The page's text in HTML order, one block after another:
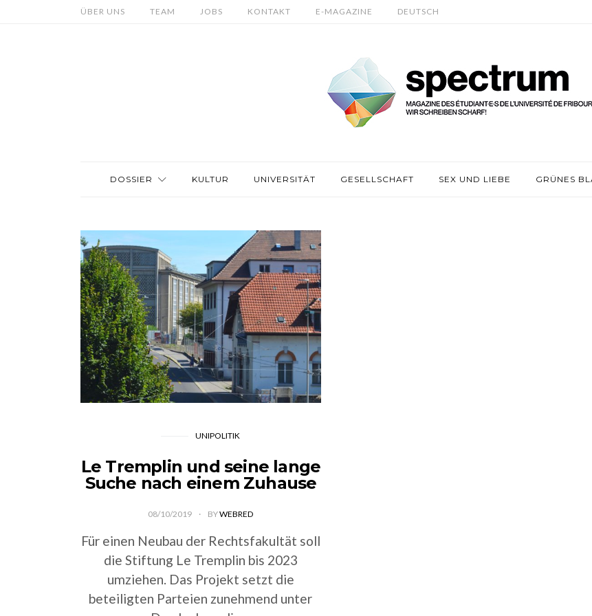
ÜBER UNS TEAM JOBS KONTAKT E-MAGAZINE DEUTSCH
DOSSIER KULTUR UNIVERSITÄT GESELLSCHAFT SEX UND LIEBE GRÜNES
UNIPOLITIK
Le Tremplin und seine lange
Suche nach einem Zuhause
08/10/2019 BYWEBRED
Für einen Neubau der Rechtsfakultät soll
die Stiftung Le Tremplin bis 2023
umziehen. Das Projekt setzt die
beteiligten Parteien zunehmend unter